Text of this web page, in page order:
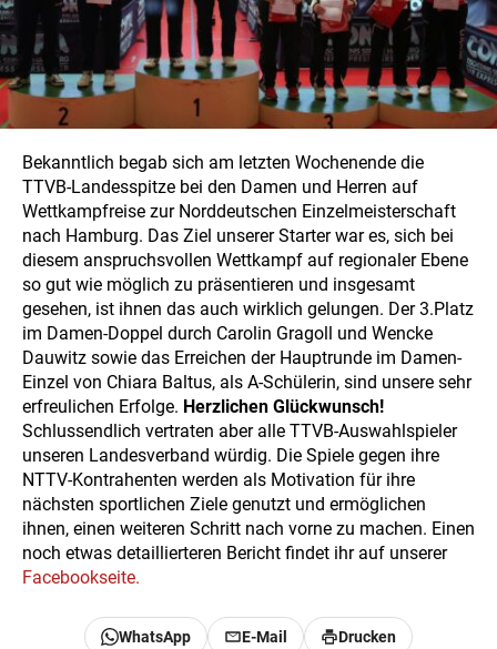
Bekanntlich begab sich am letzten Wochenende die
TTVB-Landesspitze bei den Damen und Herren auf
Wettkampfreise zur Norddeutschen Einzelmeisterschaft
nach Hamburg. Das Ziel unserer Starter war es, sich bei
diesem anspruchsvollen Wettkampf auf regionaler Ebene
so gut wie möglich zu präsentieren und insgesamt
gesehen, ist ihnen das auch wirklich gelungen. Der 3.Platz
im Damen-Doppel durch Carolin Gragoll und Wencke
Dauwitz sowie das Erreichen der Hauptrunde im Damen-
Einzel von Chiara Baltus, als A-Schülerin, sind unsere sehr
erfreulichen Erfolge. Herzlichen Glückwunsch!
Schlussendlich vertraten aber alle TTVB-Auswahlspieler
unseren Landesverband würdig. Die Spiele gegen ihre
NTTV-Kontrahenten werden als Motivation für ihre
nächsten sportlichen Ziele genutzt und ermöglichen
ihnen, einen weiteren Schritt nach vorne zu machen. Einen
noch etwas detaillierteren Bericht findet ihr auf unserer
Facebookseite.
WhatsApp E-Mail Drucken